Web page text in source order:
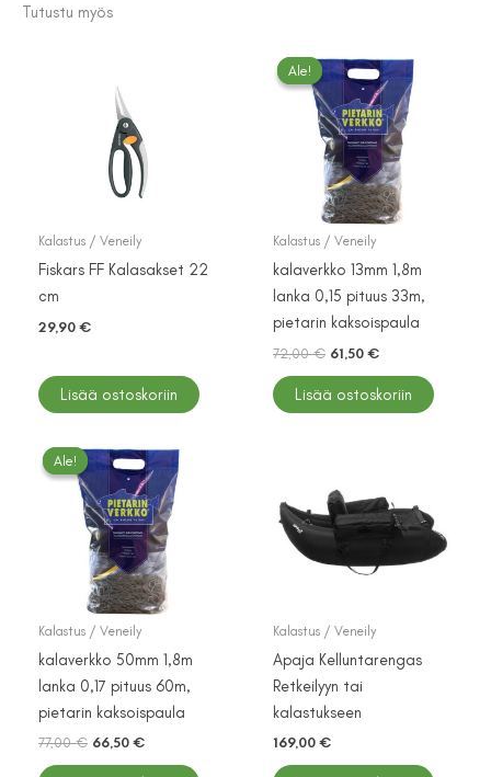
Tutustu myös
Kalastus / Veneily
Fiskars FF Kalasakset 22
cm
29,90 €
Lisää ostoskoriin
Ale!
Ale!
Kalastus / Veneily
kalaverkko 13mm 1,8m
lanka 0,15 pituus 33m,
pietarin kaksoispaula
72,00€ Alkuperäinen
oli:
61,50 €Nykyinen
on:
61,50 €.
Lisää ostoskoriin
Ale!
Ale!
Kalastus / Veneily
kalaverkko 50mm 1,8m
lanka 0,17 pituus 60m,
pietarin kaksoispaula
77,00€ Alkuperäinen
66,50 €Nykyinen
Kalastus / Veneily
Apaja Kelluntarengas
Retkeilyyn tai
kalastukseen
169,00 €